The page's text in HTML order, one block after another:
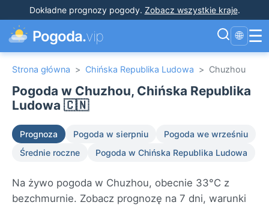
Dokładne prognozy pogody. Zobacz wszystkie kraje.
Pogoda.vip 🌐 ☰
Strona główna > Chińska Republika Ludowa > Chuzhou
Pogoda w Chuzhou, Chińska Republika
Ludowa 🇨🇳
Prognoza Pogoda w sierpniu
Pogoda we wrześniu
Średnie roczne
Pogoda w Chińska Republika Ludowa
Na żywo pogoda w Chuzhou, obecnie 33°C z
bezchmurnie. Zobacz prognozę na 7 dni, warunki